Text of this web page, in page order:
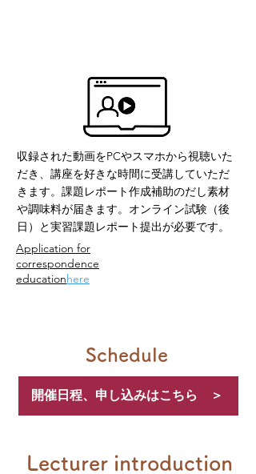
収録された動画をPCやスマホから視聴いた
だき、講座を好きな時間に受講していただ
きます。課題レポート作成補助のだし素材
や調味料が届きます。オンライン試験（後
日）と実習課題レポート提出が必要です。
Application for
correspondence
educationhere
Schedule
開催日程、申し込みはこちら ＞
Lecturer introduction